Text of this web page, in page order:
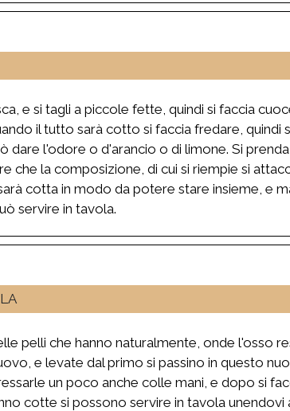
e si tagli a piccole fette, quindi si faccia
il tutto sarà cotto si faccia fredare,
dare l'odore o d'arancio o di limone. Si
che la composizione, di cui si riempie si
cotta in modo da potere stare insieme, e
servire in tavola.
pelli che hanno naturalmente, onde l'osso
e levate dal primo si passino in questo
un poco anche colle mani, e dopo si
cotte si possono servire in tavola